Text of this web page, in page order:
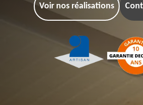
Voir nos réalisations